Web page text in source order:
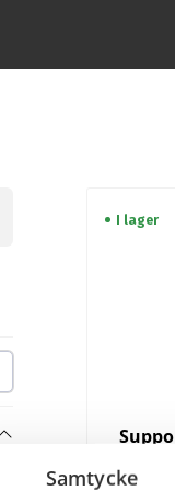
Samtycke
I lager